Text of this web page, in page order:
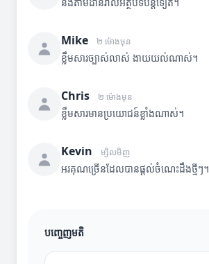
Mike ២ ម៉ោងមុន
ខ្លឹមសារច្បាស់លាស់ ងាយយល់ណាស់។
Chris ២ ម៉ោងមុន
ខ្លឹមសារមានប្រយោជន៍ខ្លាំងណាស់។
Kevin ម្សិលមិញ
អរគុណច្រើនដែលបានផ្តល់ចំណេះដឹងថ្មីៗ។
បញ្ចេញមតិ